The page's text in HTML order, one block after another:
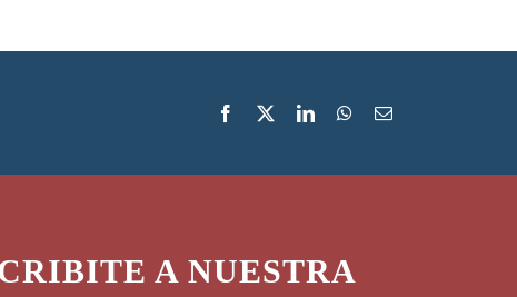
A NUESTRA